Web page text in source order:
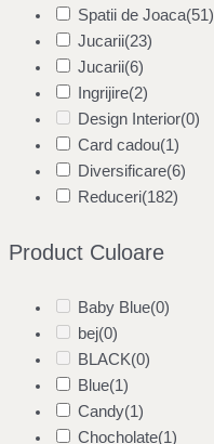
Spatii de Joaca(51)
Jucarii(23)
Jucarii(6)
Ingrijire(2)
Design Interior(0)
Card cadou(1)
Diversificare(6)
Reduceri(182)
Product Culoare
Baby Blue(0)
bej(0)
BLACK(0)
Blue(1)
Candy(1)
Chocholate(1)